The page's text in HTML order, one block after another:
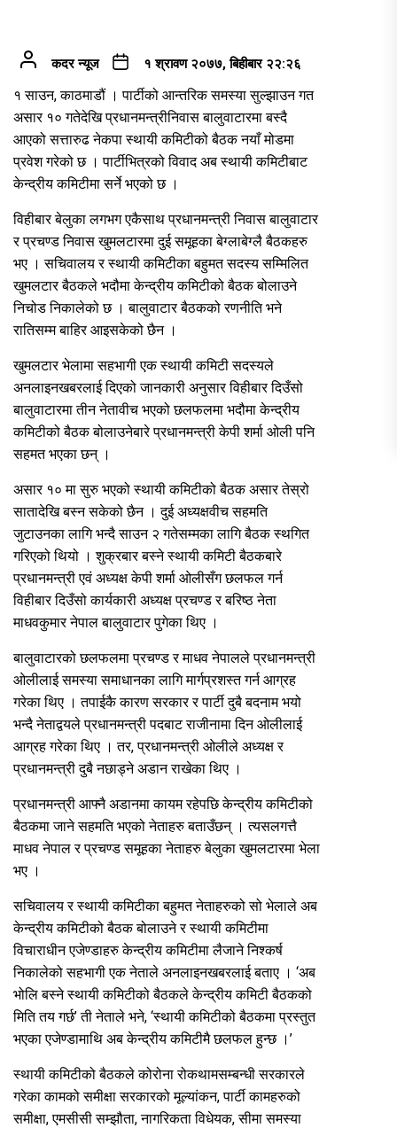
कदर न्यूज १ श्रावण २०७७, बिहीबार २२:२६
१ साउन, काठमाडौं । पार्टीको आन्तरिक समस्या सुल्झाउन गत
असार १० गतेदेखि प्रधानमन्त्रीनिवास बालुवाटारमा बस्दै
आएको सत्तारुढ नेकपा स्थायी कमिटीको बैठक नयाँ मोडमा
प्रवेश गरेको छ । पार्टीभित्रको विवाद अब स्थायी कमिटीबाट
केन्द्रीय कमिटीमा सर्ने भएको छ ।
विहीबार बेलुका लगभग एकैसाथ प्रधानमन्त्री निवास बालुवाटार
र प्रचण्ड निवास खुमलटारमा दुई समूहका बेग्लाबेग्लै बैठकहरु
भए । सचिवालय र स्थायी कमिटीका बहुमत सदस्य सम्मिलित
खुमलटार बैठकले भदौमा केन्द्रीय कमिटीको बैठक बोलाउने
निचोड निकालेको छ । बालुवाटार बैठकको रणनीति भने
रातिसम्म बाहिर आइसकेको छैन ।
खुमलटार भेलामा सहभागी एक स्थायी कमिटी सदस्यले
अनलाइनखबरलाई दिएको जानकारी अनुसार विहीबार दिउँसो
बालुवाटारमा तीन नेतावीच भएको छलफलमा भदौमा केन्द्रीय
कमिटीको बैठक बोलाउनेबारे प्रधानमन्त्री केपी शर्मा ओली पनि
सहमत भएका छन् ।
असार १० मा सुरु भएको स्थायी कमिटीको बैठक असार तेस्रो
सातादेखि बस्न सकेको छैन । दुई अध्यक्षवीच सहमति
जुटाउनका लागि भन्दै साउन २ गतेसम्मका लागि बैठक स्थगित
गरिएको थियो । शुक्रबार बस्ने स्थायी कमिटी बैठकबारे
प्रधानमन्त्री एवं अध्यक्ष केपी शर्मा ओलीसँग छलफल गर्न
विहीबार दिउँसो कार्यकारी अध्यक्ष प्रचण्ड र बरिष्ठ नेता
माधवकुमार नेपाल बालुवाटार पुगेका थिए ।
बालुवाटारको छलफलमा प्रचण्ड र माधव नेपालले प्रधानमन्त्री
ओलीलाई समस्या समाधानका लागि मार्गप्रशस्त गर्न आग्रह
गरेका थिए । तपाईकै कारण सरकार र पार्टी दुबै बदनाम भयो
भन्दै नेताद्वयले प्रधानमन्त्री पदबाट राजीनामा दिन ओलीलाई
आग्रह गरेका थिए । तर, प्रधानमन्त्री ओलीले अध्यक्ष र
प्रधानमन्त्री दुबै नछाड्ने अडान राखेका थिए ।
प्रधानमन्त्री आफ्नै अडानमा कायम रहेपछि केन्द्रीय कमिटीको
बैठकमा जाने सहमति भएको नेताहरु बताउँछन् । त्यसलगत्तै
माधव नेपाल र प्रचण्ड समूहका नेताहरु बेलुका खुमलटारमा भेला
भए ।
सचिवालय र स्थायी कमिटीका बहुमत नेताहरुको सो भेलाले अब
केन्द्रीय कमिटीको बैठक बोलाउने र स्थायी कमिटीमा
विचाराधीन एजेण्डाहरु केन्द्रीय कमिटीमा लैजाने निश्कर्ष
निकालेको सहभागी एक नेताले अनलाइनखबरलाई बताए । ‘अब
भोलि बस्ने स्थायी कमिटीको बैठकले केन्द्रीय कमिटी बैठकको
मिति तय गर्छ’ ती नेताले भने, ‘स्थायी कमिटीको बैठकमा प्रस्तुत
भएका एजेण्डामाथि अब केन्द्रीय कमिटीमै छलफल हुन्छ ।’
स्थायी कमिटीको बैठकले कोरोना रोकथामसम्बन्धी सरकारले
गरेका कामको समीक्षा सरकारको मूल्यांकन, पार्टी कामहरुको
समीक्षा, एमसीसी सम्झौता, नागरिकता विधेयक, सीमा समस्या